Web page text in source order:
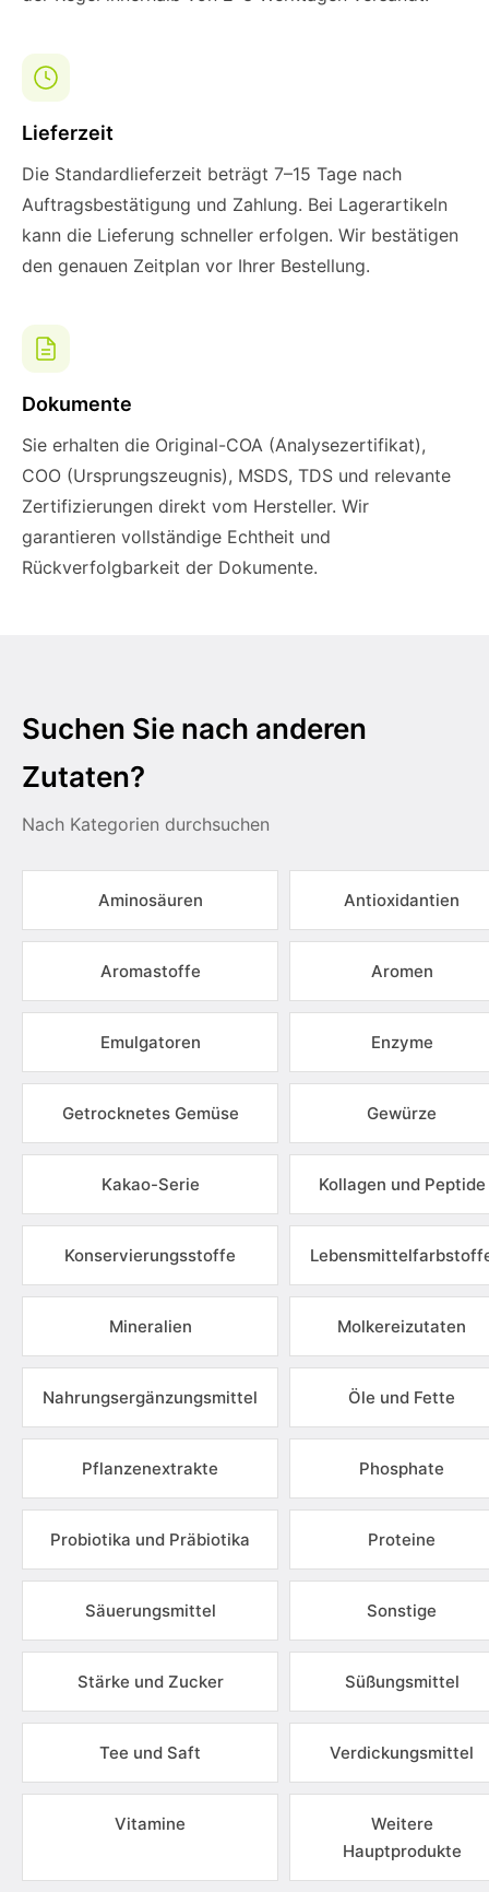
Lieferzeit
Die Standardlieferzeit beträgt 7–15 Tage nach
Auftragsbestätigung und Zahlung. Bei Lagerartikeln
kann die Lieferung schneller erfolgen. Wir bestätigen
den genauen Zeitplan vor Ihrer Bestellung.
Dokumente
Sie erhalten die Original-COA (Analysezertifikat),
COO (Ursprungszeugnis), MSDS, TDS und relevante
Zertifizierungen direkt vom Hersteller. Wir
garantieren vollständige Echtheit und
Rückverfolgbarkeit der Dokumente.
Suchen Sie nach anderen
Zutaten?
Nach Kategorien durchsuchen
Aminosäuren Antioxidantien
Aromastoffe Aromen
Emulgatoren Enzyme
Getrocknetes Gemüse Gewürze
Kakao-Serie Kollagen und Peptide
Konservierungsstoffe
Mineralien Molkereizutaten
Nahrungsergänzungsmittel Öle und Fette
Pflanzenextrakte Phosphate
Probiotika und Präbiotika Proteine
Säuerungsmittel Sonstige
Stärke und Zucker Süßungsmittel
Tee und Saft Verdickungsmittel
Vitamine
Weitere
Hauptprodukte